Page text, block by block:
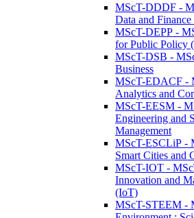
MScT-DDDF -
Data and
MScT-DEPP -
for Public Policy
MScT-DSB -
Business
MScT-EDACF -
Analytics and
MScT-EESM -
Engineering and
Management
MScT-ESCLiP -
Smart Cities and
MScT-IOT -
Innovation and
(IoT)
MScT-STEEM -